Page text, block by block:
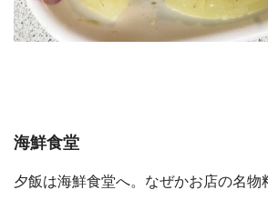
海鮮食堂
夕飯は海鮮食堂へ。なぜかお店の名物